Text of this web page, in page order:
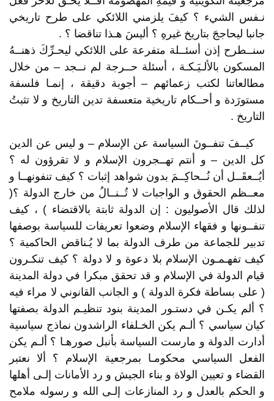
نـفس الشيء ؟ كيفَ يلزمني اللائكي على طرح تاريخي
جانبا ليحاججَ بتاريخ غيرهِ ؟ أليسَ هـذا تناقضا ؟ .
سنــطرح إذن أسئــلة متفرعة على اللائكي ليحـرِّكَ ذهنــهُ
المسكون بالألـيَـكـة ، أسئلة حــرجة لم نــجد – من خلال
مطالعاتنا لكتب زعمائهم – أجوبة دقيقة ، إنمـا فلسفة
مستورَدة و أحــكام تاريخية متعسفة تدين التاريخ و لا تثبتُ
التاريخ .
كيــفَ تنفــونَ السياسة عن الإسلام – و ليس عن الدين
كل الدين – و أنتم تهــجرون الإسلام و لا تقرؤون له ؟
أيُــعقَــل أن نُــحاكِــمَ بدون شواهد إثبات ؟ كيف تنفونهــا و
معــظم الحقوق و الواجبات لا تُــنــالُ من خارج الدولة ؟(
لذلك قال الأصوليون : إن الدولة ثابتة بالاقتضاء ) ، كيف
تنفــونها و فقهاء الإسلام وضعوا تعريفات للسياسة بوصفها
تدبير للجماعة من طرف الدولة بما لا يُـناقض الحاكمية ؟
كيف تفهـمـون الإسلام بلا دعوة و لا دولة ؟ كيف تنكـرون
قيام الدولة في الإسلام و قد تحقق مبكرا في دولة المدينة
( على بساطة فكرة الدولة ) و الجانب القانوني لا مراء فيه
؟ ألم يكـن في دستـور المدينة بنود تنظيـم الدولة بصفتها
كيان سياسي ؟ ألـم يكن الخـلفاء الراشدون نماذج سياسية
أدارت الدولة و مارست السياسة بأنبل صورهـا ؟ ألـم يكن
الفعل السياسي محكومـا بمرجعية الإسلام ؟ ألا نعتبر
القضاء و تعيين الولاة و بناء الجيش و رد الأمانات إلـى أهلها
و الحكم بالعدل و رد المنازعات إلـى الله و رسوله ملامح